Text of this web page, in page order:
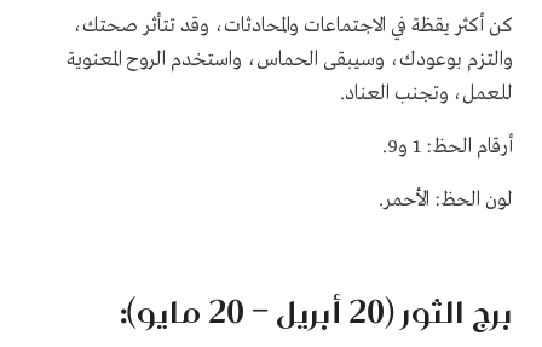
كن أكثر يقظة في الاجتماعات والمحادثات، وقد تتأثر صحتك،
والتزم بوعودك، وسيبقى الحماس، واستخدم الروح المعنوية
للعمل، وتجنب العناد.
أرقام الحظ: 1 و9.
لون الحظ: الأحمر.
برج الثور (20 أبريل – 20 مايو):